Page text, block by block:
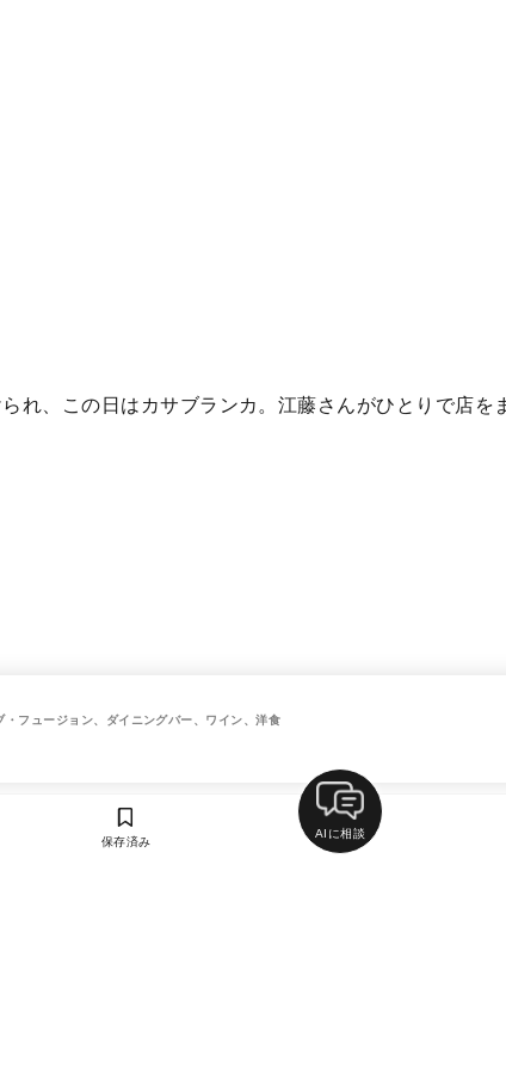
れ、この日はカサブランカ。江藤さんがひとりで店
・フュージョン、ダイニングバー、ワイン、洋食
保存済み
AIに相談